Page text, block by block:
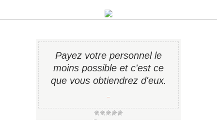
Payez votre personnel le
moins possible et c'est ce
que vous obtiendrez d'eux.
−